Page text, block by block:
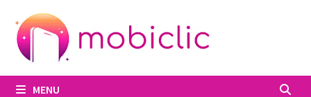
contenu
MENU